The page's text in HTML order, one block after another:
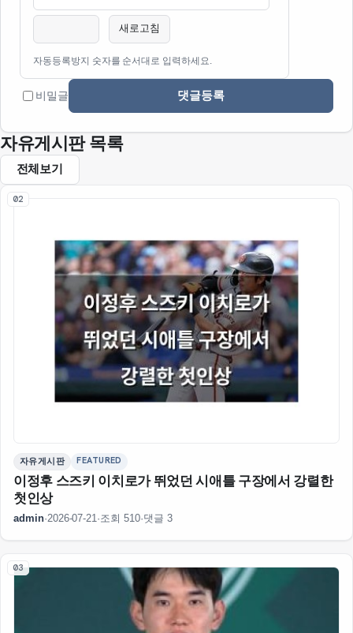
새로고침
자동등록방지 숫자를 순서대로 입력하세요.
비밀글 댓글등록
자유게시판 목록
전체보기
02
자유게시판 FEATURED
이정후 스즈키 이치로가 뛰었던 시애틀 구장에서 강렬한
첫인상
admin·2026-07-21 ·조회 510·댓글 3
03